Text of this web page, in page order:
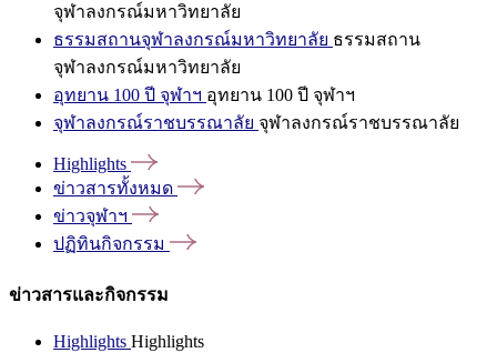
จุฬาลงกรณ์มหาวิทยาลัย
ธรรมสถานจุฬาลงกรณ์มหาวิทยาลัย ธรรมสถาน
จุฬาลงกรณ์มหาวิทยาลัย
อุทยาน 100 ปี จุฬาฯ อุทยาน 100 ปี จุฬาฯ
จุฬาลงกรณ์ราชบรรณาลัย จุฬาลงกรณ์ราชบรรณาลัย
Highlights
ข่าวสารทั้งหมด
ข่าวจุฬาฯ
ปฏิทินกิจกรรม
ข่าวสารและกิจกรรม
Highlights Highlights